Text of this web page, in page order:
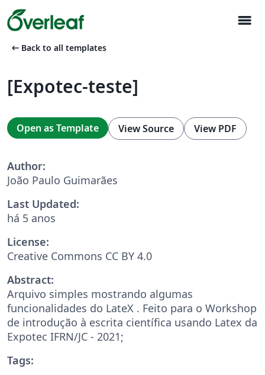
menu
arrow_left_alt Back to all templates
[Expotec-teste]
Open as Template View Source View PDF
Author:
João Paulo Guimarães
Last Updated:
há 5 anos
License:
Creative Commons CC BY 4.0
Abstract:
Arquivo simples mostrando algumas
funcionalidades do LateX . Feito para o Workshop
de introdução à escrita científica usando Latex da
Expotec IFRN/JC - 2021;
Tags: